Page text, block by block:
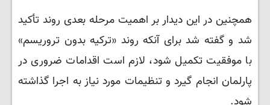
همچنین در این دیدار بر اهمیت مرحله بعدی روند تأکید
شد و گفته شد برای آنکه روند «ترکیه بدون تروریسم»
با موفقیت تکمیل شود، لازم است اقدامات ضروری در
پارلمان انجام گیرد و تنظیمات مورد نیاز به اجرا گذاشته